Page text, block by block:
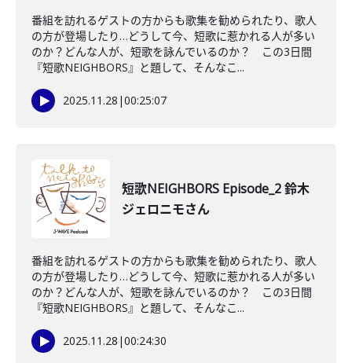
番組を訪れるゲストの方からも歌集を勧められたり、歌人
の方が登場したり…どうして今、短歌に惹かれる人が多い
のか？どんな人が、短歌を詠んでいるのか？ この3日間
『短歌NEIGHBORS』と題して、そんなこ...
2025.11.28 |00:25:07
短歌NEIGHBORS Episode_2 鈴木
ジェロニモさん
番組を訪れるゲストの方からも歌集を勧められたり、歌人
の方が登場したり…どうして今、短歌に惹かれる人が多い
のか？どんな人が、短歌を詠んでいるのか？ この3日間
『短歌NEIGHBORS』と題して、そんなこ...
2025.11.28 |00:24:30